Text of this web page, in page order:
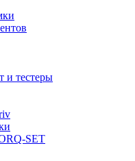
и тестеры
SET